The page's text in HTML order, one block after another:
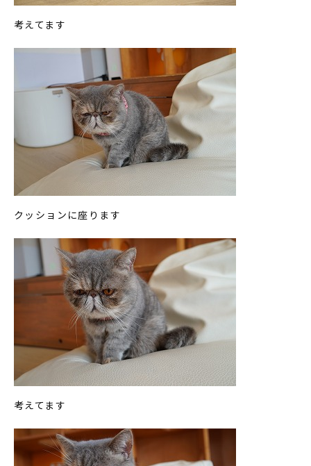
考えてます
クッションに座ります
考えてます